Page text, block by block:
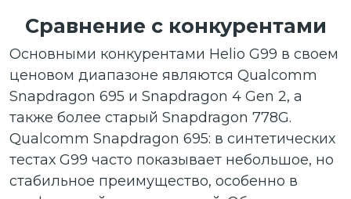
Сравнение с конкурентами
Основными конкурентами Helio G99 в своем
ценовом диапазоне являются Qualcomm
Snapdragon 695 и Snapdragon 4 Gen 2, а
также более старый Snapdragon 778G.
Qualcomm Snapdragon 695: в синтетических
тестах G99 часто показывает небольшое, но
стабильное преимущество, особенно в